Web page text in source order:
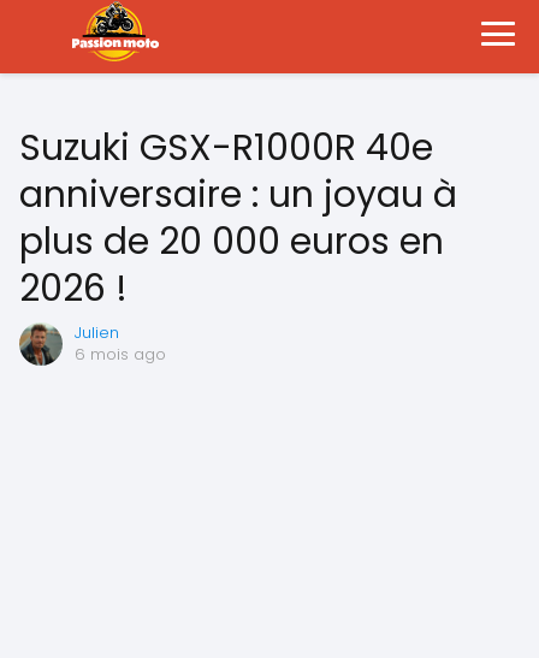
Suzuki GSX-R1000R 40e
anniversaire : un joyau à
plus de 20 000 euros en
2026 !
Julien
6 mois ago